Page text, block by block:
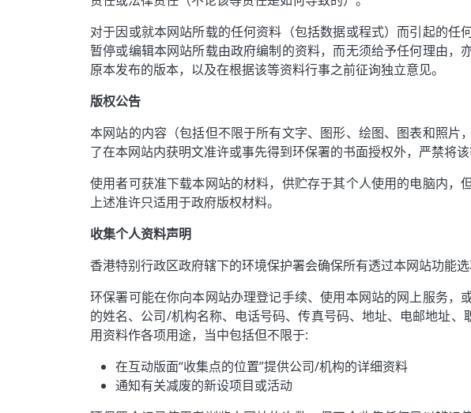
对于因或就本网站所载的任何资料（包括数据或程式）而引起的任
暂停或编辑本网站所载由政府编制的资料，而无须给予任何理由
原本发布的版本，以及在根据该等资料行事之前征询独立意见。
版权公告
本网站的内容（包括但不限于所有文字、图形、绘图、图表和照
了在本网站内获明文准许或事先得到环保署的书面授权外，严禁将
使用者可获准下载本网站的材料，供贮存于其个人使用的电脑内，
上述准许只适用于政府版权材料。
收集个人资料声明
香港特别行政区政府辖下的环境保护署会确保所有透过本网站功能
环保署可能在你向本网站办理登记手续、使用本网站的网上服务
的姓名、公司/机构名称、电话号码、传真号码、地址、电邮地址
用资料作各项用途，当中包括但不限于:
在互动版面“收集点的位置”提供公司/机构的详细资料
通知有关减废的新设项目或活动